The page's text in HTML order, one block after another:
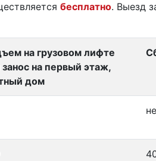
бесплатно. Выезд
на грузовом лифте
занос на первый этаж,
дом